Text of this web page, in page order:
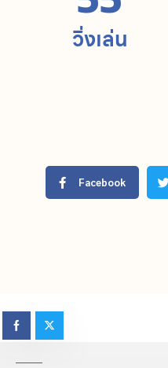
วิ่งเล่น
Facebook